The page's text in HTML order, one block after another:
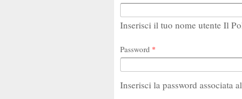
Inserisci il tuo nome utente Il
Password *
Inserisci la password associata